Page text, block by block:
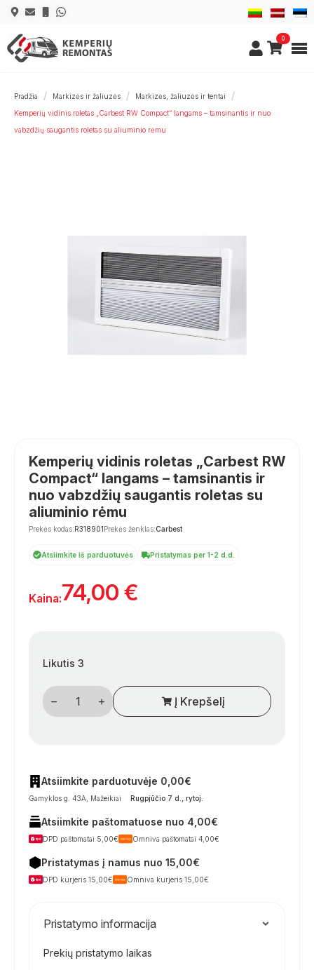
0
Pradžia Markizės ir žaliuzės
Markizės, žaliuzės ir tentai
Kemperių vidinis roletas „Carbest RW Compact“ langams – tamsinantis ir nuo
vabzdžių saugantis roletas su aliuminio rėmu
Kemperių vidinis roletas „Carbest RW
Compact“ langams – tamsinantis ir
nuo vabzdžių saugantis roletas su
aliuminio rėmu
Prekės kodas:R318901Prekės ženklas:Carbest
Atsiimkite iš parduotuvės Pristatymas per 1-2 d.d.
Kaina:74,00 €
Likutis 3
produkto
kiekis:
Kemperių
langams
tamsinantis
ir
nuo
vabzdžių
roletas
su
aliuminio
Į Krepšelį
Atsiimkite parduotuvėje 0,00€
Gamyklos g. 43A, Mažeikiai Rugpjūčio 7 d., rytoj
Atsiimkite paštomatuose nuo 4,00€
DPD paštomatai 5,00€ Omniva paštomatai 4,00€
Pristatymas į namus nuo 15,00€
DPD kurjeris 15,00€ Omniva kurjeris 15,00€
Pristatymo informacija
Prekių pristatymo laikas